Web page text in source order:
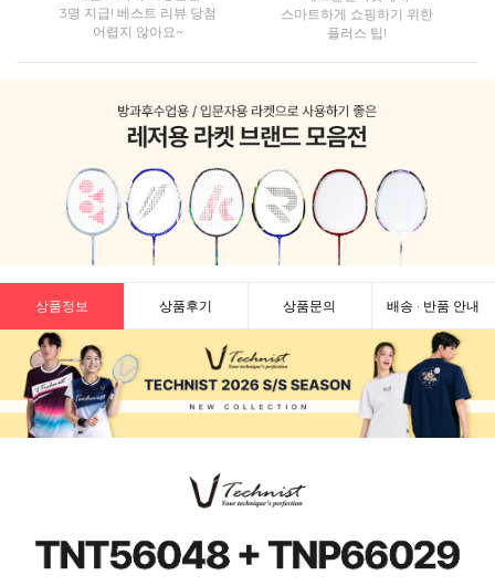
3명 지급! 베스트 리뷰 당첨
어렵지 않아요~
스마트하게 쇼핑하기 위한
플러스 팁!
상품정보 상품후기 상품문의 배송 · 반품 안내